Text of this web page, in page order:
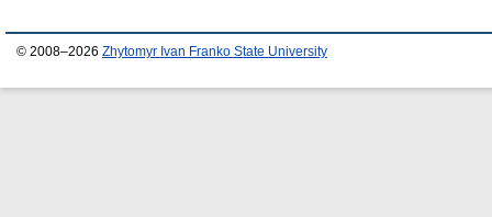
© 2008–2026 Zhytomyr Ivan Franko State University